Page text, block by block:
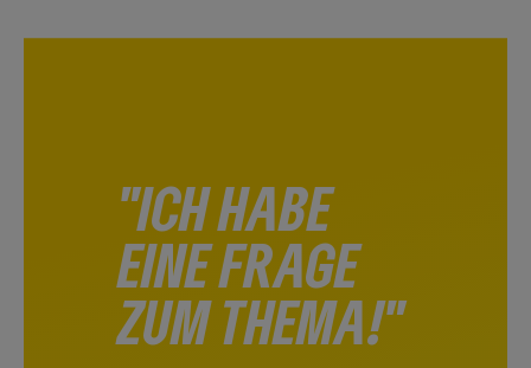
"ICH HABE
EINE FRAGE
ZUM THEMA!"